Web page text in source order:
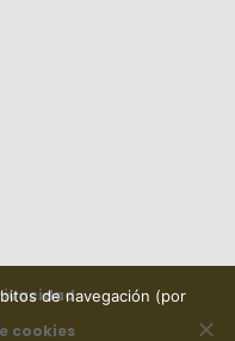
cookies
de navegación (por